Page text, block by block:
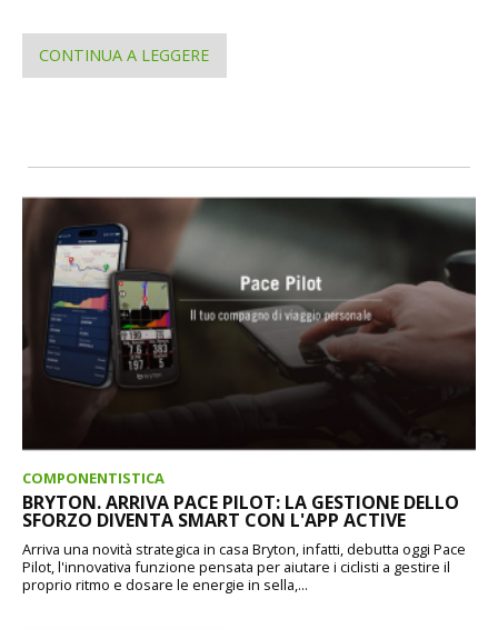
CONTINUA A LEGGERE
COMPONENTISTICA
BRYTON. ARRIVA PACE PILOT: LA GESTIONE DELLO
SFORZO DIVENTA SMART CON L'APP ACTIVE
Arriva una novità strategica in casa Bryton, infatti, debutta oggi Pace
Pilot, l'innovativa funzione pensata per aiutare i ciclisti a gestire il
proprio ritmo e dosare le energie in sella,...